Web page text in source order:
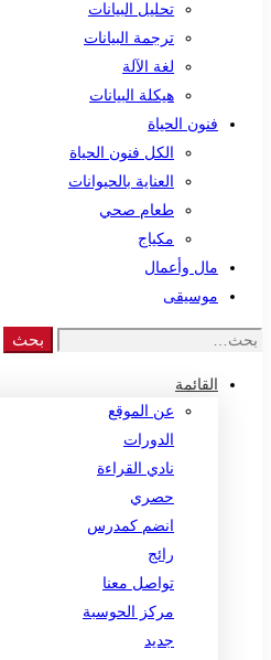
تحليل البيانات
ترجمة البيانات
لغة الآلة
هيكلة البيانات
فنون الحياة
الكل فنون الحياة
العناية بالحيوانات
طعام صحي
مكياج
مال وأعمال
موسيقى
Search
بحث
القائمة
عن الموقع
الدورات
نادي القراءة
حصري
انضم كمدرس
رائج
تواصل معنا
مركز الحوسبة
جديد